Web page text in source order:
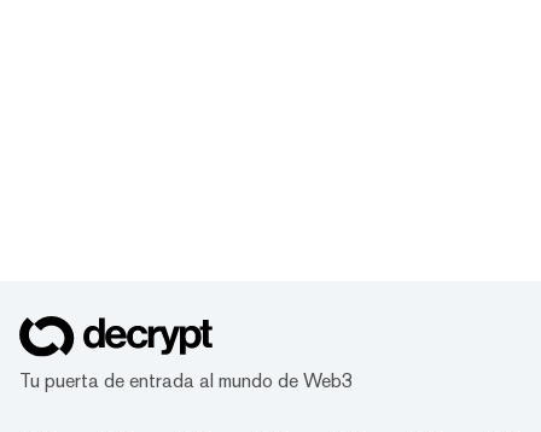
Tu puerta de entrada al mundo de Web3